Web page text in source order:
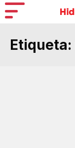
Etiqueta: